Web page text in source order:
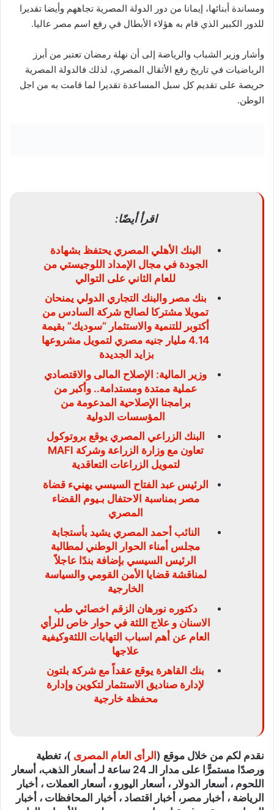
ومساندة أبنائها، إيمانا من دور الدولة المصرية تجاههم وأيضا تقديرا
للدور الكبير الذي قام به هؤلاء الأبطال في رفع اسم مصر عاليا.
وأشار وزير الشباب والرياضة إلى أن نهلة رمضان تعتبر من أبرز
الرياضيات في تاريخ رفع الأثقال المصري، لذلك فالدولة المصرية
حريصة على تقديم كل سبل المساعدة تقديرا لما قامت به من اجل
الوطن.
اقرأ أيضًا:
البنك الأهلي المصري يحتفظ بشهادة
الجودة في مجال الإمداد اللوجيستي من
للعام الثاني على التوالي
بنك مصر والبنك التجاري الدولي يمنحان
تمويلا مشتركا لصالح شركة السادس من
أكتوبر للتنمية والاستثمار “سوديك” بقيمة
4.14 مليار جنيه مصري لتمويل مشروعها
بزايد الجديدة
وزير المالية: الإصلاح المالى والاقتصادي
عملية ممتدة ومستدامة.. وأكبر من
برامجنا الإصلاحية المدعومة من
المؤسسات الدولية
البنك الزراعي المصري يوقع بروتوكول
تعاون مع وزارة الزراعة وشركة MAFI
لتمويل الزراعات التعاقدية
الرئيس عبد الفتاح السيسي يهنيء قضاة
مصر بمناسبة الاحتفال بـيوم القضاء
المصري
النائب أحمد المصري يشيد بأستجابة
مجلس أمناء الحوار الوطني لمطالبة
الرئيس السيسي بإضافة بندًا عاجلاً
لمناقشة قضايا الأمن القومي والسياسة
الخارجية
دكتوره نورهان الزقم اخصائي طب
الاسنان و علاج اللثة في حوار خاص للرأي
العام عن أهم اسباب التهابات اللثةوكيفية
علاجها
بنك القاهرة يوقع عقداً مع شركة بلتون
لإدارة صناديق الاستثمار لتكوين وإدارة
محفظة خارجية
نقدم لكم من خلال موقع ( الرأى العام المصرى )، تغطية
ورصدًا مستمرًّا على مدار الـ 24 ساعة لـ أسعار الذهب، أسعار
اللحوم ، أسعار الدولار ، أسعار اليورو ، أسعار العملات ، أخبار
الرياضة ، أخبار مصر، أخبار اقتصاد ، أخبار المحافظات ، أخبار